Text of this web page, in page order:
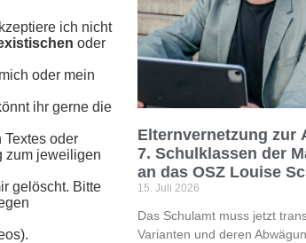
ich nicht
oder
oder mein
ihr gerne die
oder
zum jeweiligen
gelöscht. Bitte
Elternvernetzung zur
7. Schulklassen der
an das OSZ Louise
15. Juli 2026
Das Schulamt muss jetzt
Varianten und deren